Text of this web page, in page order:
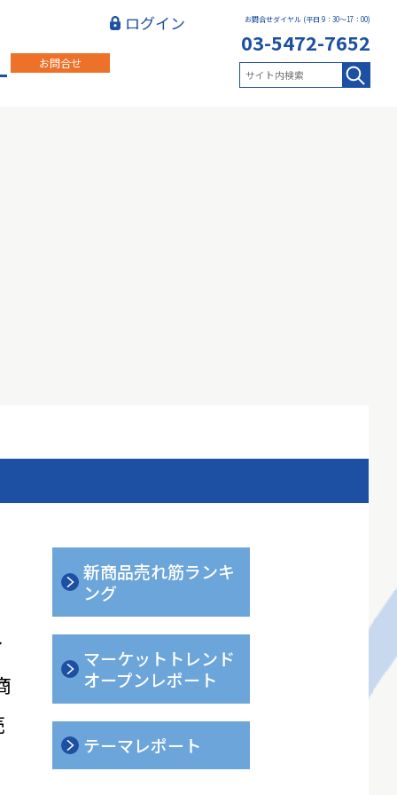
お問合せ
お問合せダイヤル (平日 9：30～17：00)
03-5472-7652
ログイン
新商品売れ筋ランキ
ング
マーケットトレンド
オープンレポート
テーマレポート